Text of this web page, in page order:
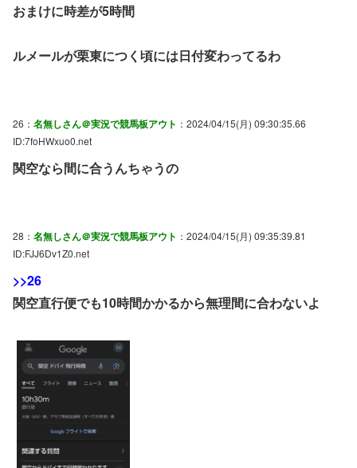
おまけに時差が5時間
ルメールが栗東につく頃には日付変わってるわ
26： 名無しさん＠実況で競馬板アウト ：2024/04/15(月) 09:30:35.66
ID:7foHWxuo0.net
関空なら間に合うんちゃうの
28： 名無しさん＠実況で競馬板アウト ：2024/04/15(月) 09:35:39.81
ID:FJJ6Dv1Z0.net
>>26
関空直行便でも10時間かかるから無理間に合わないよ